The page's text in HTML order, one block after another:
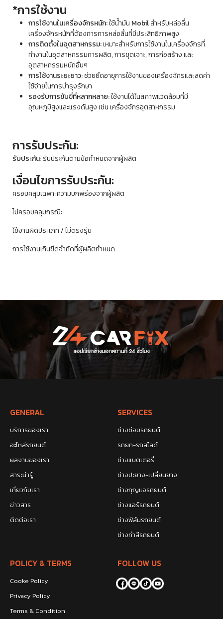
*การใช้งาน
การใช้งานในเครื่องจักรหนัก:ใช้น้ำมัน Mobilสำหรับหล่อลื่น
เครื่องจักรหนักที่ต้องการการหล่อลื่นที่มีประสิทธิภาพสูง
การติดตั้งในอุตสาหกรรม:เหมาะสำหรับการใช้งานในเครื่องจักรที่
ทำงานในอุตสาหกรรมการผลิต, การขุดเจาะ, การก่อสร้าง และ
อุตสาหกรรมหนักอื่นๆ
การใช้งานระยะยาว:ช่วยยืดอายุการใช้งานของเครื่องจักรและลดค่า
ใช้จ่ายในการบำรุงรักษา
รองรับการขับขี่ที่หลากหลาย:ใช้งานได้ในสภาพแวดล้อมที่มี
อุณหภูมิสูงและแรงดันสูง เช่น เครื่องจักรอุตสาหกรรม
การรับประกัน:
รับประกัน:รับประกันตามข้อกำหนดจากผู้ผลิต
เงื่อนไขการรับประกัน:
ครอบคลุมเฉพาะความบกพร่องจากผู้ผลิต
ไม่ครอบคลุมกรณี:
ใช้งานผิดประเภท / ไม่ตรงรุ่น
การใช้งานเกินขีดจำกัดที่ผู้ผลิตกำหนด
GENERAL
บริการของเรา
อะไหล่รถยนต์
ผลงานของเรา
สาระน่ารู้
เกี่ยวกับเรา
ข่าวสาร
ติดต่อเรา
SERVICES
ช่างซ่อมรถยนต์
รถยก-รถสไลด์
ช่างแบตเตอรี่
ช่างปะยาง-เปลี่ยนยาง
ช่างกุญแจรถยนต์
ช่างแอร์รถยนต์
ช่างฟิล์มรถยนต์
ช่างทำสีรถยนต์
POLICY & TERMS
Cooke Policy
Privacy Policy
Terms & Condition
FOLLOW US